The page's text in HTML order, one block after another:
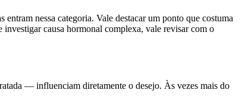
nessa categoria. Vale destacar um ponto que costuma
investigar causa hormonal complexa, vale revisar com o
— influenciam diretamente o desejo. Às vezes mais do